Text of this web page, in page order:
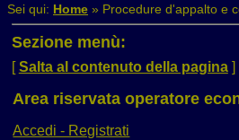
Sei qui: Home » Procedure d'appalto e
Sezione menù:
[Salta al contenuto della pagina]
Area riservata operatore
Accedi - Registrati